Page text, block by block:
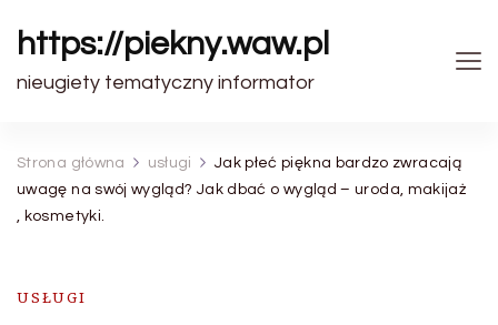
https://piekny.waw.pl
nieugiety tematyczny informator
Strona główna usługi
Jak płeć piękna bardzo zwracają
uwagę na swój wygląd? Jak dbać o wygląd – uroda, makijaż
, kosmetyki.
USŁUGI